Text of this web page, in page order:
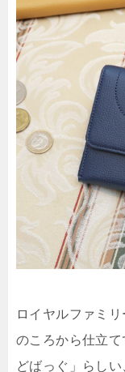
ロイヤルファミ
のころから仕立
どばっぐ」らしい